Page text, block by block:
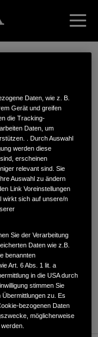
+
Daten, wie z. B.
Gerät und greifen
die Tracking-
Daten, um
. Durch Auswahl
werden diese
erscheinen
relevant sind. Sie
Auswahl zu ändern
Link Voreinstellungen
wirkt sich auf unsere/n
Sie der Verarbeitung
Daten wie z.B.
benannten
Art. 6 Abs. 1 lit. a
in die USA durch
stimmen Sie
zu. Es
bezogenen Daten
möglicherweise